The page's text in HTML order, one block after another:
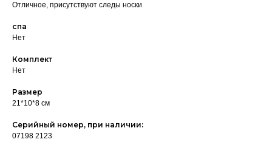
Отличное, присутствуют следы носки
спа
Нет
Комплект
Нет
Размер
21*10*8 см
Серийный номер, при наличии:
07198 2123